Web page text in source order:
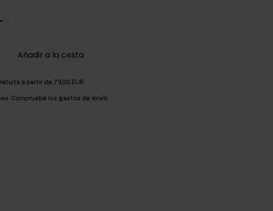
Añadir a la cesta
a partir de 79,00 EUR
Compruebe los gastos de envío